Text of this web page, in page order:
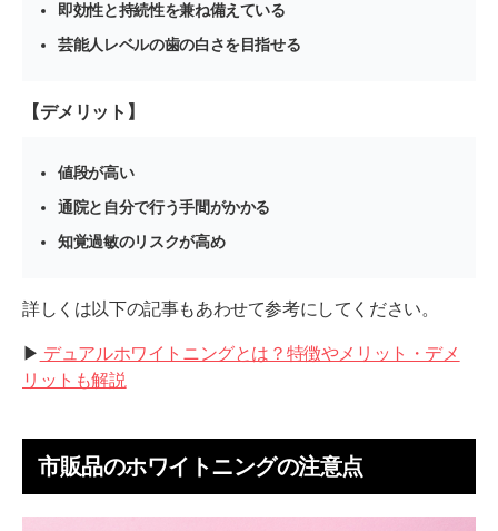
即効性と持続性を兼ね備えている
芸能人レベルの歯の白さを目指せる
【デメリット】
値段が高い
通院と自分で行う手間がかかる
知覚過敏のリスクが高め
詳しくは以下の記事もあわせて参考にしてください。
▶︎ デュアルホワイトニングとは？特徴やメリット・デメ
リットも解説
市販品のホワイトニングの注意点